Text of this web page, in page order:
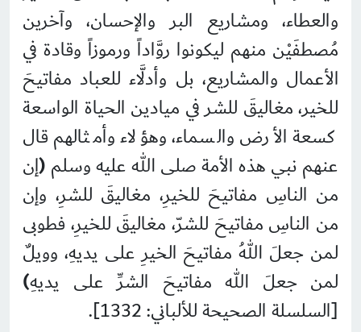
والعطاء، ومشاريع البر والإحسان، وآخرين
مُصطفَيْن منهم ليكونوا روَّاداً ورموزاً وقادة في
الأعمال والمشاريع، بل وأدلَّاء للعباد مفاتيحَ
للخير، مغاليقَ للشر في ميادين الحياة الواسعة
كسعة الأرض والسماء، وهؤلاء وأمثالهم قال
عنهم نبي هذه الأمة صلى الله عليه وسلم (إن
من الناسِ مفاتيحَ للخيرِ، مغاليقَ للشرِ، وإن
من الناسِ مفاتيحَ للشرّ، مغاليقَ للخيرِ، فطوبى
لمن جعلَ اللهُ مفاتيحَ الخيرِ على يديهِ، وويلٌ
لمن جعلَ الله مفاتيحَ الشرِّ على يديهِ)
[السلسلة الصحيحة للألباني: 1332].